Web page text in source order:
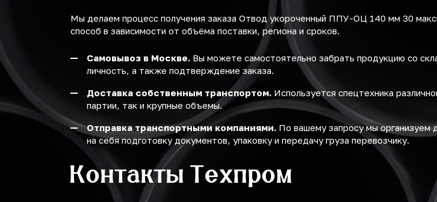
Мы делаем процесс получения заказа Отвод укороченный ППУ-ОЦ 140 мм 30
способ в зависимости от объёма поставки, региона и сроков.
Самовывоз в Москве. Вы можете самостоятельно забрать продукцию со
личность, а также подтверждение заказа.
Доставка собственным транспортом. Используется спецтехника
партии, так и крупные объемы.
Отправка транспортными компаниями. По вашему запросу мы
на себя подготовку документов, упаковку и передачу груза перевозчику.
Контакты Техпром